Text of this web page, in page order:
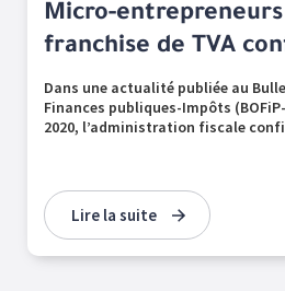
Micro-
franchise de TVA
Dans une actualité publiée au
Finances publiques-Impôts
2020, l’administration fiscale
Lire la suite